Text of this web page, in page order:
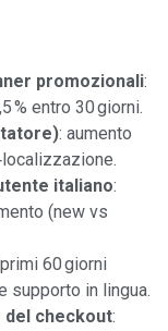
promozionali:
% entro 30 giorni.
: aumento
italiano:
(new vs
60 giorni
supporto in lingua.
del checkout: